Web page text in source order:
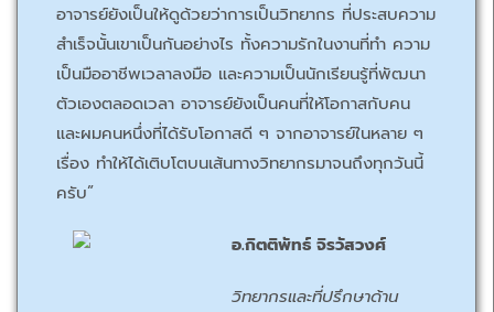
อาจารย์ยังเป็นให้ดูด้วยว่าการเป็นวิทยากร ที่ประสบความ
สำเร็จนั้นเขาเป็นกันอย่างไร ทั้งความรักในงานที่ทำ ความ
เป็นมืออาชีพเวลาลงมือ และความเป็นนักเรียนรู้ที่พัฒนา
ตัวเองตลอดเวลา อาจารย์ยังเป็นคนที่ให้โอกาสกับคน
และผมคนหนึ่งที่ได้รับโอกาสดี ๆ จากอาจารย์ในหลาย ๆ
เรื่อง ทำให้ได้เติบโตบนเส้นทางวิทยากรมาจนถึงทุกวันนี้
ครับ”
อ.กิตติพัทธ์ จิรวัสวงศ์
วิทยากรและที่ปรึกษาด้าน